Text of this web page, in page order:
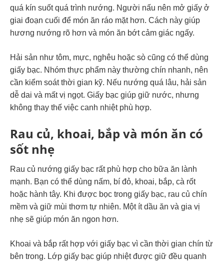
quá kín suốt quá trình nướng. Người nấu nên mở giấy ở
giai đoạn cuối để món ăn ráo mặt hơn. Cách này giúp
hương nướng rõ hơn và món ăn bớt cảm giác ngấy.
Hải sản như tôm, mực, nghêu hoặc sò cũng có thể dùng
giấy bạc. Nhóm thực phẩm này thường chín nhanh, nên
cần kiểm soát thời gian kỹ. Nếu nướng quá lâu, hải sản
dễ dai và mất vị ngọt. Giấy bạc giúp giữ nước, nhưng
không thay thế việc canh nhiệt phù hợp.
Rau củ, khoai, bắp và món ăn có
sốt nhẹ
Rau củ nướng giấy bạc rất phù hợp cho bữa ăn lành
mạnh. Bạn có thể dùng nấm, bí đỏ, khoai, bắp, cà rốt
hoặc hành tây. Khi được bọc trong giấy bạc, rau củ chín
mềm và giữ mùi thơm tự nhiên. Một ít dầu ăn và gia vị
nhẹ sẽ giúp món ăn ngon hơn.
Khoai và bắp rất hợp với giấy bạc vì cần thời gian chín từ
bên trong. Lớp giấy bạc giúp nhiệt được giữ đều quanh